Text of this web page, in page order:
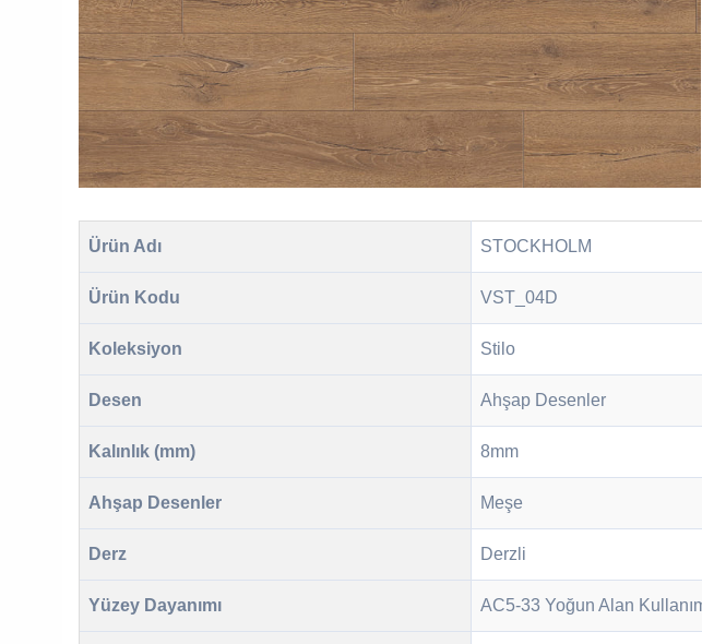
Ürün Adı STOCKHOLM
Ürün Kodu VST_04D
Koleksiyon Stilo
Desen Ahşap Desenler
Kalınlık (mm) 8mm
Ahşap Desenler Meşe
Derz Derzli
Yüzey Dayanımı AC5-33 Yoğun Alan